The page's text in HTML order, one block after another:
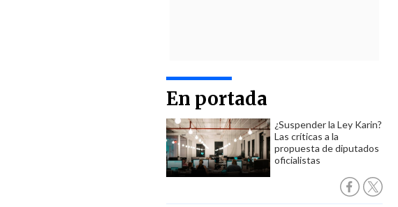
En portada
¿Suspender la Ley Karin?
Las críticas a la
propuesta de diputados
oficialistas